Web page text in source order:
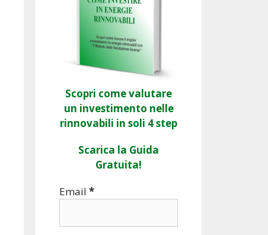
Scopri come valutare
un investimento nelle
rinnovabili in soli 4 step
Scarica la Guida
Gratuita!
Email *